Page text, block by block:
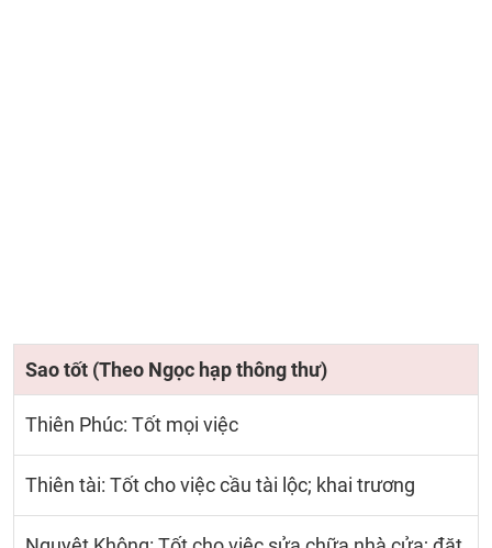
Sao tốt (Theo Ngọc hạp thông thư)
Thiên Phúc: Tốt mọi việc
Thiên tài: Tốt cho việc cầu tài lộc; khai trương